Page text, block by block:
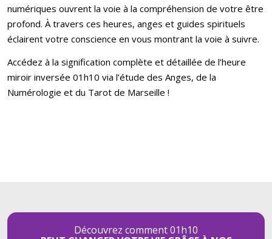
numériques ouvrent la voie à la compréhension de votre être
profond. À travers ces heures, anges et guides spirituels
éclairent votre conscience en vous montrant la voie à suivre.
Accédez à la signification complète et détaillée de l’heure
miroir inversée 01h10 via l’étude des Anges, de la
Numérologie et du Tarot de Marseille !
Découvrez comment 01h10